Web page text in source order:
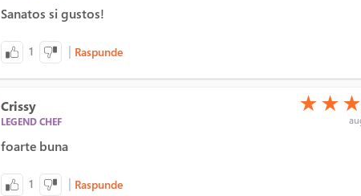
Sanatos si gustos!
1 | Raspunde
Crissy
LEGEND CHEF
(*)
★ (*)
★ (*)
★
foarte buna
1 | Raspunde